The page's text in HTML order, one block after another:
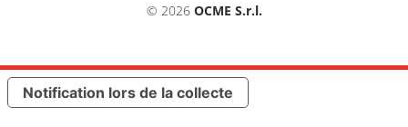
© 2026 OCME S.r.l.
Notification lors de la collecte